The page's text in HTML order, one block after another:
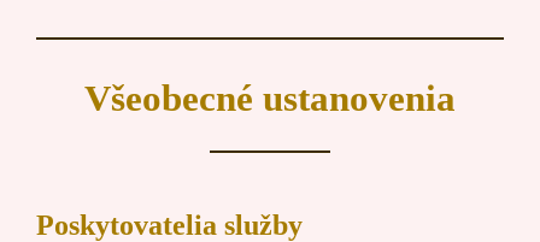
Všeobecné ustanovenia
Poskytovatelia služby